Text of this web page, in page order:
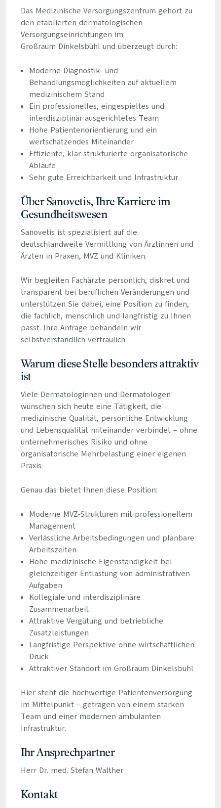
Das Medizinische Versorgungszentrum gehört zu
den etablierten dermatologischen
Versorgungseinrichtungen im
Großraum Dinkelsbühl und überzeugt durch:
Moderne Diagnostik- und
Behandlungsmöglichkeiten auf aktuellem
medizinischem Stand
Ein professionelles, eingespieltes und
interdisziplinär ausgerichtetes Team
Hohe Patientenorientierung und ein
wertschätzendes Miteinander
Effiziente, klar strukturierte organisatorische
Abläufe
Sehr gute Erreichbarkeit und Infrastruktur
Über Sanovetis, Ihre Karriere im
Gesundheitswesen
Sanovetis ist spezialisiert auf die
deutschlandweite Vermittlung von Ärztinnen und
Ärzten in Praxen, MVZ und Kliniken.
Wir begleiten Fachärzte persönlich, diskret und
transparent bei beruflichen Veränderungen und
unterstützen Sie dabei, eine Position zu finden,
die fachlich, menschlich und langfristig zu Ihnen
passt. Ihre Anfrage behandeln wir
selbstverständlich vertraulich.
Warum diese Stelle besonders attraktiv
ist
Viele Dermatologinnen und Dermatologen
wünschen sich heute eine Tätigkeit, die
medizinische Qualität, persönliche Entwicklung
und Lebensqualität miteinander verbindet – ohne
unternehmerisches Risiko und ohne
organisatorische Mehrbelastung einer eigenen
Praxis.
Genau das bietet Ihnen diese Position:
Moderne MVZ-Strukturen mit professionellem
Management
Verlässliche Arbeitsbedingungen und planbare
Arbeitszeiten
Hohe medizinische Eigenständigkeit bei
gleichzeitiger Entlastung von administrativen
Aufgaben
Kollegiale und interdisziplinäre
Zusammenarbeit
Attraktive Vergütung und betriebliche
Zusatzleistungen
Langfristige Perspektive ohne wirtschaftlichen
Druck
Attraktiver Standort im Großraum Dinkelsbühl
Hier steht die hochwertige Patientenversorgung
im Mittelpunkt – getragen von einem starken
Team und einer modernen ambulanten
Infrastruktur.
Ihr Ansprechpartner
Herr Dr. med. Stefan Walther
Kontakt